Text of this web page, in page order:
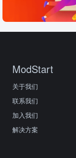
ModStart
关于我们
联系我们
加入我们
解决方案